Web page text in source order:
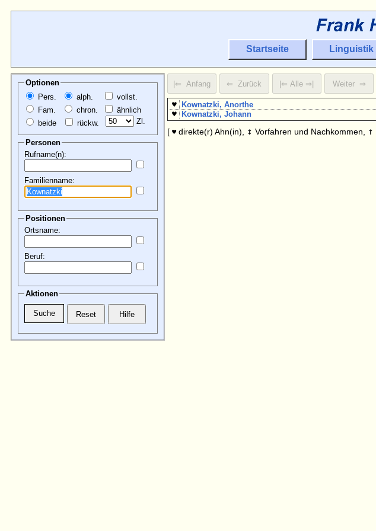
Startseite Linguistik
Optionen
Pers.
Fam.
beide
alph.
chron.
rückw.
vollst.
ähnlich
Zl.
Personen
Rufname(n):
Familienname:
Positionen
Ortsname:
Beruf:
Aktionen
♥ Kownatzki, Anorthe
♥
Kownatzki, Johann
[ ♥ direkte(r) Ahn(in), ↕ Vorfahren und Nachkommen, ↑